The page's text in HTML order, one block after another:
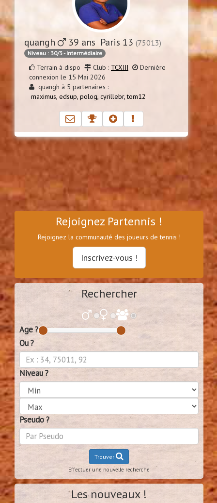
quangh 39 ans Paris 13 (75013)
Niveau : 30/3 - Intermédiaire
Terrain à dispo Club : TCXIII
Dernière
connexion le 15 Mai 2026
quangh à 5 partenaires :
maximus, edsup, polog, cyrillebr,tom12
Rejoignez Partennis !
Rejoignez la communauté des joueurs de tennis !
Inscrivez-vous !
Rechercher
Age ?
Ou ?
Niveau ?
Pseudo ?
Trouver
Effectuer une nouvelle recherche
Les nouveaux !